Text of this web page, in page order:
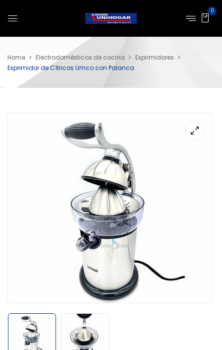
0
Home Electrodomésticos de cocina
Exprimidores
Exprimidor de Cítricos Umco con Palanca